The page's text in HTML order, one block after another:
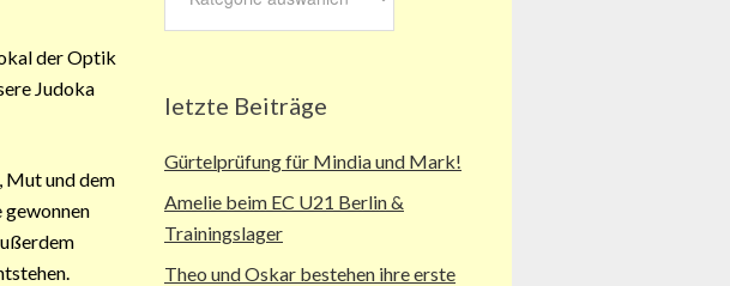
der Optik
Judoka
Mut und dem
letzte Beiträge
Gürtelprüfung für Mindia und Mark!
Amelie beim EC U21 Berlin &
Trainingslager
Theo und Oskar bestehen ihre erste